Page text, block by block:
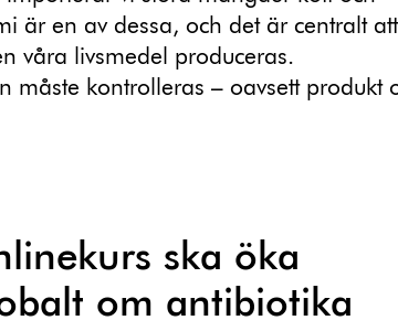
är en av dessa, och det är centralt
våra livsmedel produceras.
måste kontrolleras – oavsett produkt
ska öka
om antibiotika